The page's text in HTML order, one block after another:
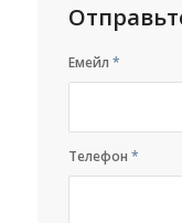
Емейл*
Телефон*